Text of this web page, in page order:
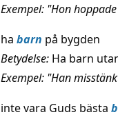
Exempel: "Hon
ha barn på bygden
Betydelse: Ha barn
Exempel: "Han
inte vara Guds bästa